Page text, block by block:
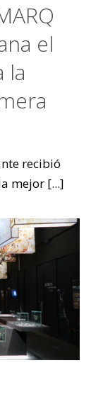
el
la
recibió
mejor [...]